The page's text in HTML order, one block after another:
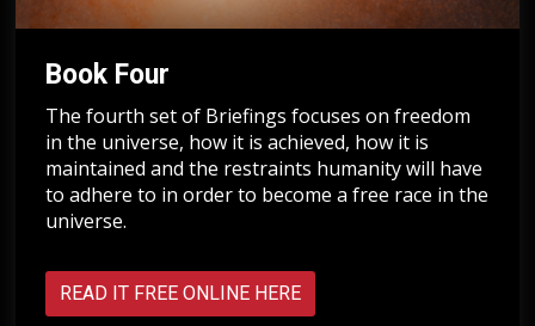
Book Four
The fourth set of Briefings focuses on freedom
in the universe, how it is achieved, how it is
maintained and the restraints humanity will have
to adhere to in order to become a free race in the
universe.
READ IT FREE ONLINE HERE